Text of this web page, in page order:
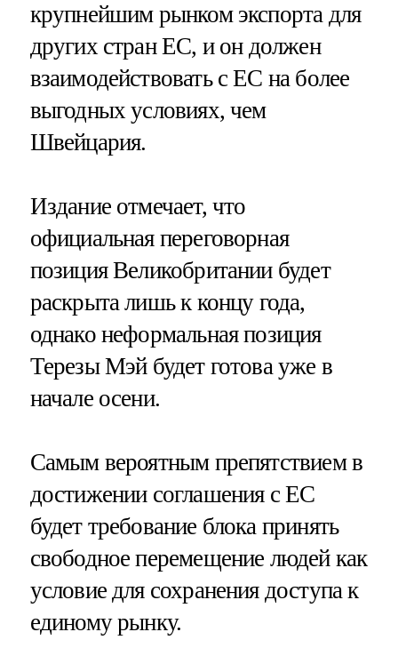
крупнейшим рынком экспорта для
других стран ЕС, и он должен
взаимодействовать с ЕС на более
выгодных условиях, чем
Швейцария.
Издание отмечает, что
официальная переговорная
позиция Великобритании будет
раскрыта лишь к концу года,
однако неформальная позиция
Терезы Мэй будет готова уже в
начале осени.
Самым вероятным препятствием в
достижении соглашения с ЕС
будет требование блока принять
свободное перемещение людей как
условие для сохранения доступа к
единому рынку.